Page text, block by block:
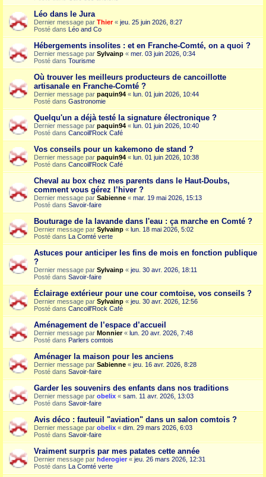
Léo dans le Jura
Dernier message par Thier« jeu. 25 juin 2026, 8:27
Posté dans Léo and Co
Hébergements insolites : et en Franche-Comté, on a quoi ?
Dernier message par Sylvainp « mer. 03 juin 2026, 0:34
Posté dans Tourisme
Où trouver les meilleurs producteurs de cancoillotte
artisanale en Franche-Comté ?
Dernier message par paquin94 « lun. 01 juin 2026, 10:44
Posté dans Gastronomie
Quelqu'un a déjà testé la signature électronique ?
Dernier message par paquin94 « lun. 01 juin 2026, 10:40
Posté dans Cancoill'Rock Café
Vos conseils pour un kakemono de stand ?
Dernier message par paquin94 « lun. 01 juin 2026, 10:38
Posté dans Cancoill'Rock Café
Cheval au box chez mes parents dans le Haut-Doubs,
comment vous gérez l’hiver ?
Dernier message par Sabienne « mar. 19 mai 2026, 15:13
Posté dans Savoir-faire
Bouturage de la lavande dans l'eau : ça marche en Comté ?
Dernier message par Sylvainp « lun. 18 mai 2026, 5:02
Posté dans La Comté verte
Astuces pour anticiper les fins de mois en fonction publique
?
Dernier message par Sylvainp « jeu. 30 avr. 2026, 18:11
Posté dans Savoir-faire
Éclairage extérieur pour une cour comtoise, vos conseils ?
Dernier message par Sylvainp « jeu. 30 avr. 2026, 12:56
Posté dans Cancoill'Rock Café
Aménagement de l’espace d’accueil
Dernier message par Monnier« lun. 20 avr. 2026, 7:48
Posté dans Parlers comtois
Aménager la maison pour les anciens
Dernier message par Sabienne « jeu. 16 avr. 2026, 8:28
Posté dans Savoir-faire
Garder les souvenirs des enfants dans nos traditions
Dernier message par obelix « sam. 11 avr. 2026, 13:03
Posté dans Savoir-faire
Avis déco : fauteuil "aviation" dans un salon comtois ?
Dernier message par obelix « dim. 29 mars 2026, 6:03
Posté dans Savoir-faire
Vraiment surpris par mes patates cette année
Dernier message par hderogier « jeu. 26 mars 2026, 12:31
Posté dans La Comté verte